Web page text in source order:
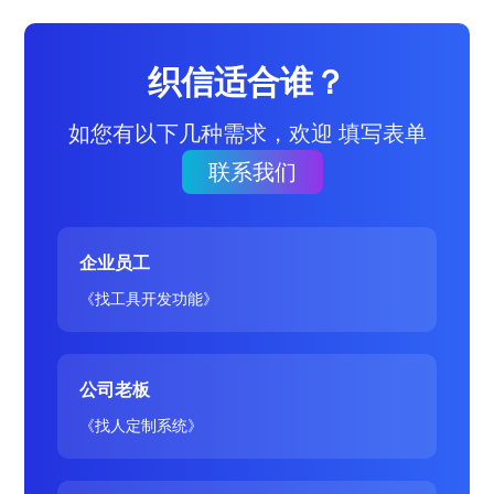
织信适合谁？
如您有以下几种需求，欢迎 填写表单
联系我们
企业员工
《找工具开发功能》
公司老板
《找人定制系统》